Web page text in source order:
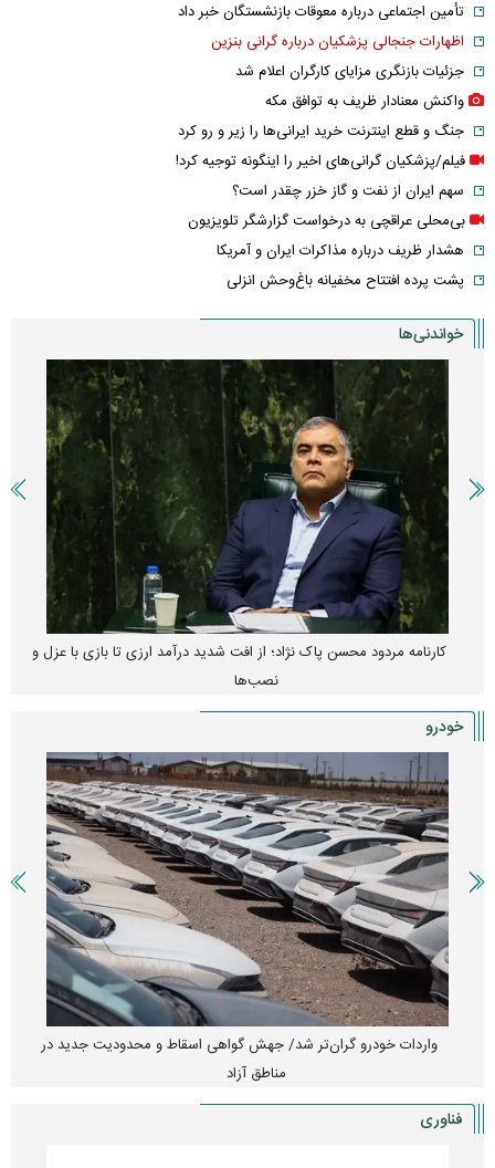
تأمین اجتماعی درباره معوقات بازنشستگان خبر داد
اظهارات جنجالی پزشکیان درباره گرانی بنزین
جزئیات بازنگری مزایای کارگران اعلام شد
واکنش معنادار ظریف به توافق مکه
جنگ و قطع اینترنت خرید ایرانی‌ها را زیر و رو کرد
فیلم/پزشکیان گرانی‌های اخیر را اینگونه توجیه کرد!
سهم ایران از نفت و گاز خزر چقدر است؟
بی‌محلی عراقچی به درخواست گزارشگر تلویزیون
هشدار ظریف درباره مذاکرات ایران و آمریکا
پشت پرده افتتاح مخفیانه باغ‌وحش انزلی
خواندنی‌ها
کارنامه مردود محسن پاک‌ نژاد؛ از افت شدید درآمد ارزی تا بازی با عزل و
نصب‌ها
خودرو
واردات خودرو گران‌تر شد/ جهش گواهی اسقاط و محدودیت جدید در
مناطق آزاد
فناوری